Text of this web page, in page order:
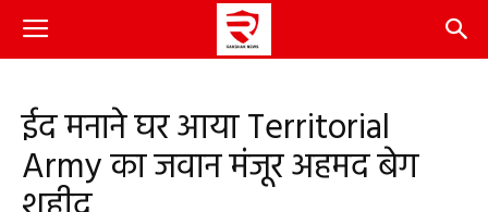
ईद मनाने घर आया Territorial
Army का जवान मंजूर अहमद बेग